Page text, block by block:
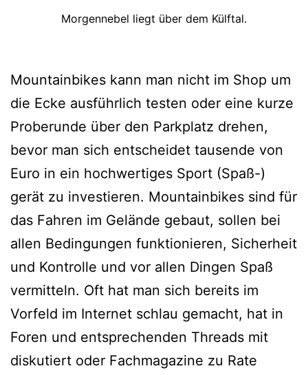
Morgennebel liegt über dem Külftal.
Mountainbikes kann man nicht im Shop um
die Ecke ausführlich testen oder eine kurze
Proberunde über den Parkplatz drehen,
bevor man sich entscheidet tausende von
Euro in ein hochwertiges Sport (Spaß-)
gerät zu investieren. Mountainbikes sind für
das Fahren im Gelände gebaut, sollen bei
allen Bedingungen funktionieren, Sicherheit
und Kontrolle und vor allen Dingen Spaß
vermitteln. Oft hat man sich bereits im
Vorfeld im Internet schlau gemacht, hat in
Foren und entsprechenden Threads mit
diskutiert oder Fachmagazine zu Rate